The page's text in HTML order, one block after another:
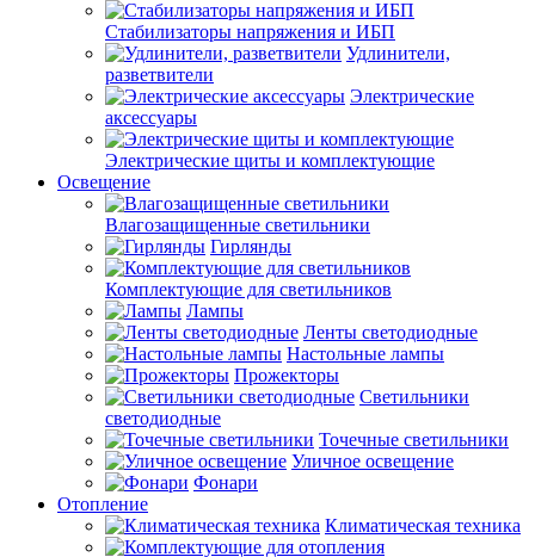
Стабилизаторы напряжения и ИБП
Удлинители,
разветвители
Электрические
аксессуары
Электрические щиты и комплектующие
Освещение
Влагозащищенные светильники
Гирлянды
Комплектующие для светильников
Лампы
Ленты светодиодные
Настольные лампы
Прожекторы
Светильники
светодиодные
Точечные светильники
Уличное освещение
Фонари
Отопление
Климатическая техника